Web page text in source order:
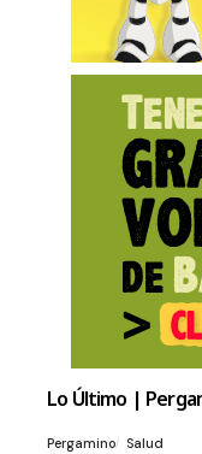
Lo Último |
Pergamino Salud